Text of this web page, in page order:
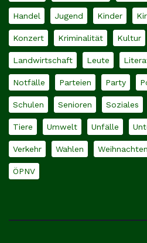
Handel Jugend Kinder
Konzert Kriminalität Kultur
Landwirtschaft Leute
Notfälle Parteien Party
Schulen Senioren Soziales
Tiere Umwelt Unfälle
Verkehr Wahlen Weihnachten
ÖPNV